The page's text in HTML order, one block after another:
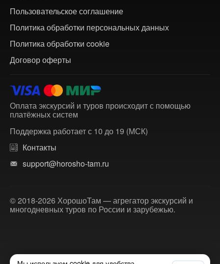
Пользовательское соглашение
Политика обработки персональных данных
Политика обработки cookie
Договор оферты
Оплата экскурсий и туров происходит с помощью
платёжных систем
Поддержка работает с 10 до 19 (МСК)
Контакты
support@horosho-tam.ru
© 2018-2026 ХорошоТам — агрегатор экскурсий и
многодневных туров по России и зарубежью.